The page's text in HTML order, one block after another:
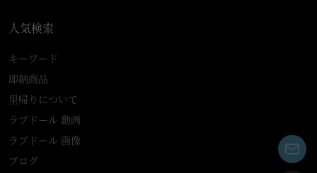
人気検索
キーワード
即納商品
里帰りについて
ラブドール 動画
ラブドール 画像
ブログ